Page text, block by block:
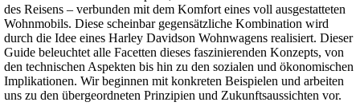
des Reisens – verbunden mit dem Komfort eines voll ausgestatteten
Wohnmobils. Diese scheinbar gegensätzliche Kombination wird
durch die Idee eines Harley Davidson Wohnwagens realisiert. Dieser
Guide beleuchtet alle Facetten dieses faszinierenden Konzepts, von
den technischen Aspekten bis hin zu den sozialen und ökonomischen
Implikationen. Wir beginnen mit konkreten Beispielen und arbeiten
uns zu den übergeordneten Prinzipien und Zukunftsaussichten vor.